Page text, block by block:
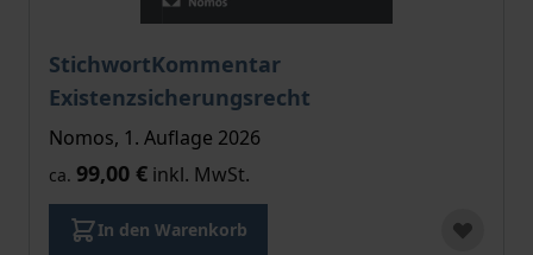
StichwortKommentar
Existenzsicherungsrecht
Nomos, 1. Auflage 2026
ca. 99,00 € inkl. MwSt.
In den Warenkorb